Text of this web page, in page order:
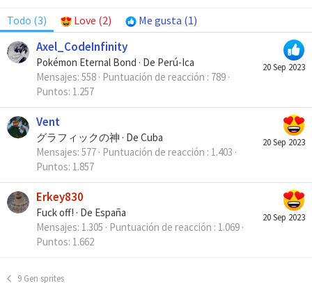
Todo (3) Love (2) Me gusta (1)
20 Sep 2023
Axel_CodeInfinity
Pokémon Eternal Bond · De Perú-Ica
Mensajes 558 Puntuación de reacción 789
Puntos 1.257
20 Sep 2023
Vent
グラフィックの神 · De Cuba
Mensajes 577 Puntuación de reacción 1.403
Puntos 1.857
20 Sep 2023
Erkey830
Fuck off! · De España
Mensajes 1.305 Puntuación de reacción 1.069
Puntos 1.662
9 Gen sprites